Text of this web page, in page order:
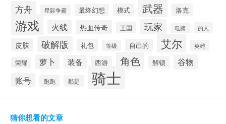
方舟 星际争霸 最终幻想 模式 武器 洛克
游戏 火线 热血传奇 王国 玩家 电脑 的人
皮肤 破解版 礼包 等级 自己的 艾尔 英雄
荣耀 萝卜 装备 西游 角色 解锁 谷物
账号 跑跑 都是 骑士
猜你想看的文章